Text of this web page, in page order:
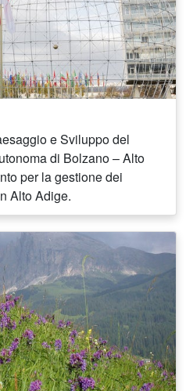
e Sviluppo del
di Bolzano – Alto
per la gestione dei
Alto Adige.